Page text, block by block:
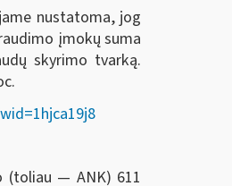
nustatoma, jog
įmokų suma
skyrimo tvarką.
— ANK) 611